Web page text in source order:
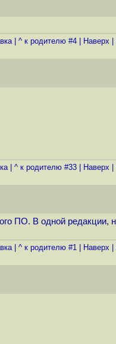
| ^ к родителю #4 Наверх
| ^ к родителю #33 Наверх
ПО. В одной редакции,
| ^ к родителю #1 Наверх